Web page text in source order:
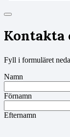
Kontakta
Fyll i formuläret
Namn
Förnamn
Efternamn